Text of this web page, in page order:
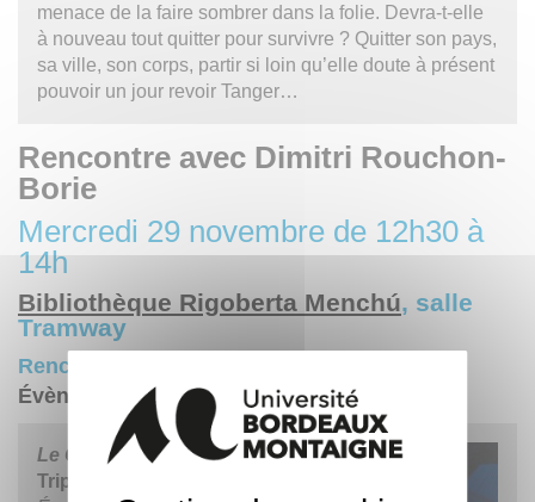
menace de la faire sombrer dans la folie. Devra-t-elle
à nouveau tout quitter pour survivre ? Quitter son pays,
sa ville, son corps, partir si loin qu’elle doute à présent
pouvoir un jour revoir Tanger…
Rencontre avec Dimitri Rouchon-
Borie
Mercredi 29 novembre de 12h30 à
14h
Bibliothèque Rigoberta Menchú, salle
Tramway
Rencontre ouverte à toutes et à tous /
Évènement Facebook
Le Chien des étoiles, éditions Le
Tripode, 2023